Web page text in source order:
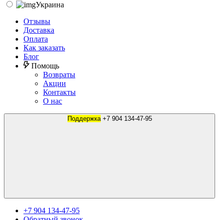
Украина
Отзывы
Доставка
Оплата
Как заказать
Блог
Помощь
Возвраты
Акции
Контакты
О нас
Поддержка +7 904 134-47-95
+7 904 134-47-95